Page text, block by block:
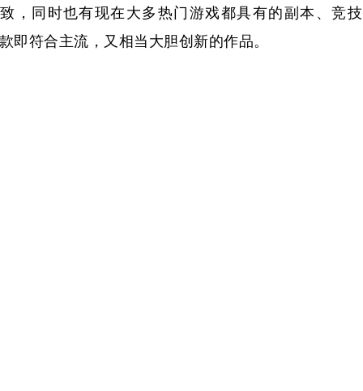
，同时也有现在大多热门游戏都具有的副本、竞技
即符合主流，又相当大胆创新的作品。